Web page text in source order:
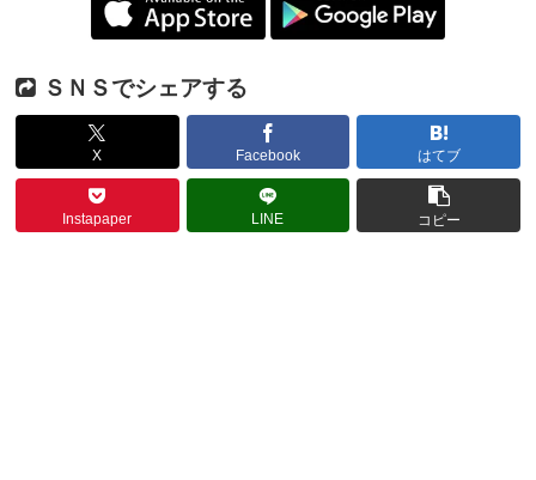
ＳＮＳでシェアする
X Facebook はてブ
Instapaper LINE コピー